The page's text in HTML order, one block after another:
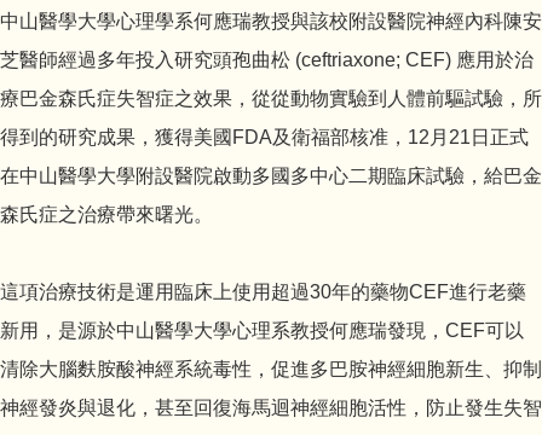
中山醫學大學心理學系何應瑞教授與該校附設醫院神經內科陳安
芝醫師經過多年投入研究頭孢曲松 (ceftriaxone; CEF) 應用於治
療巴金森氏症失智症之效果，從從動物實驗到人體前驅試驗，所
得到的研究成果，獲得美國FDA及衛福部核准，12月21日正式
在中山醫學大學附設醫院啟動多國多中心二期臨床試驗，給巴金
森氏症之治療帶來曙光。
這項治療技術是運用臨床上使用超過30年的藥物CEF進行老藥
新用，是源於中山醫學大學心理系教授何應瑞發現，CEF可以
清除大腦麩胺酸神經系統毒性，促進多巴胺神經細胞新生、抑制
神經發炎與退化，甚至回復海馬迴神經細胞活性，防止發生失智